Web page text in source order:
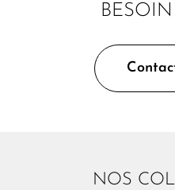
NOS